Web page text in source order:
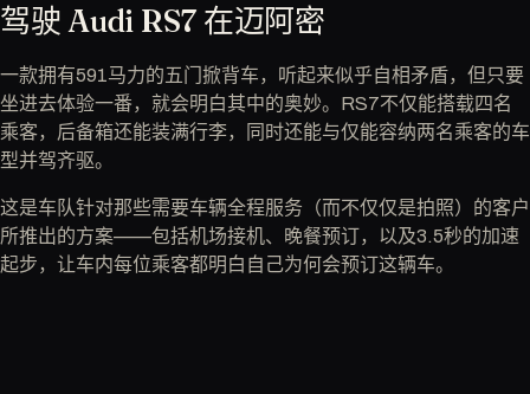
驾驶 Audi RS7 在迈阿密
一款拥有591马力的五门掀背车，听起来似乎自相矛盾，但只要
坐进去体验一番，就会明白其中的奥妙。RS7不仅能搭载四名
乘客，后备箱还能装满行李，同时还能与仅能容纳两名乘客的车
型并驾齐驱。
这是车队针对那些需要车辆全程服务（而不仅仅是拍照）的客户
所推出的方案——包括机场接机、晚餐预订，以及3.5秒的加速
起步，让车内每位乘客都明白自己为何会预订这辆车。